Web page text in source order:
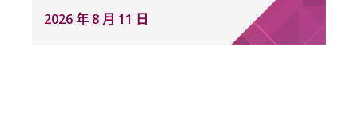
2026 年 8 月 11 日